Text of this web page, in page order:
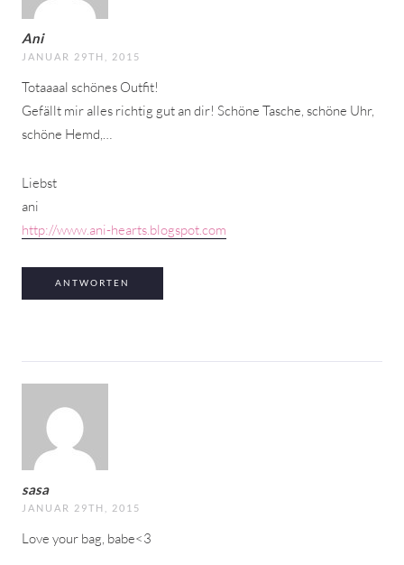
Ani
JANUAR 29TH, 2015
Totaaaal schönes Outfit!
Gefällt mir alles richtig gut an dir! Schöne Tasche, schöne Uhr,
schöne Hemd,…
Liebst
ani
http://www.ani-hearts.blogspot.com
ANTWORTEN
sasa
JANUAR 29TH, 2015
Love your bag, babe<3